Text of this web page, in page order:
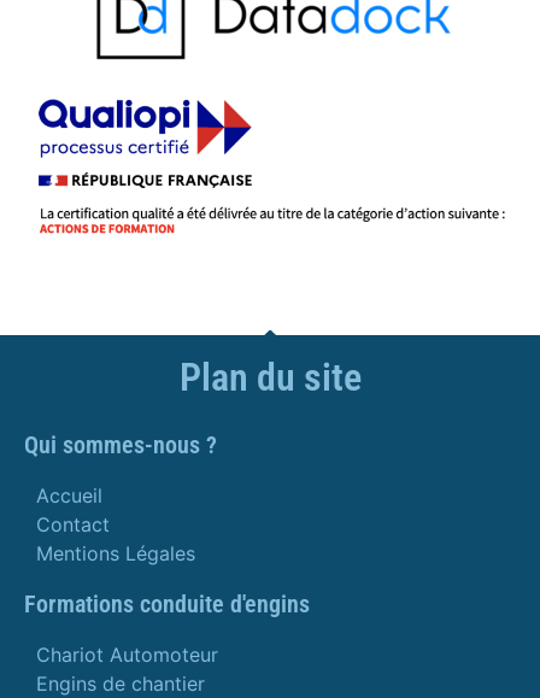
Plan du site
Qui sommes-nous ?
Accueil
Contact
Mentions Légales
Formations conduite d'engins
Chariot Automoteur
Engins de chantier